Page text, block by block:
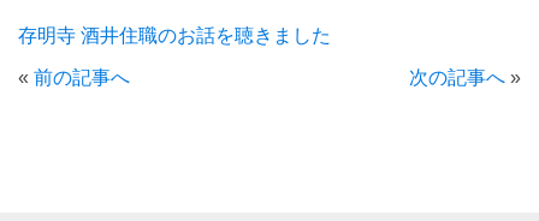
存明寺 酒井住職のお話を聴きました
« 前の記事へ 次の記事へ »